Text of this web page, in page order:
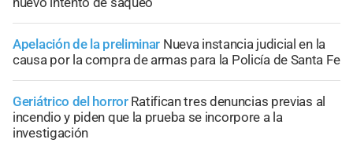
Apelación de la preliminar Nueva instancia judicial en la
causa por la compra de armas para la Policía de Santa Fe
Geriátrico del horror Ratifican tres denuncias previas al
incendio y piden que la prueba se incorpore a la
investigación